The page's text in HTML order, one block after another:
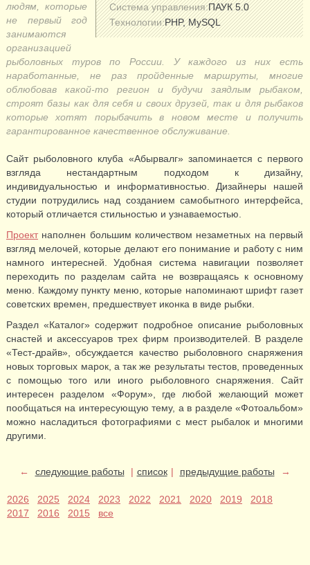
Система управления:ПАУК 5.0
Технологии:PHP, MySQL
людям, которые
не первый год
занимаются
организацией
рыболовных туров по России. У каждого из них есть
наработанные, не раз пройденные маршруты, многие
облюбовав какой-то регион и будучи заядлым рыбаком,
строят базы как для себя и своих друзей, так и для рыбаков
которые хотят порыбачить в новом месте и получить
гарантированное качественное обслуживание.
Сайт рыболовного клуба «Абырвалг» запоминается с первого
взгляда нестандартным подходом к дизайну,
индивидуальностью и информативностью. Дизайнеры нашей
студии потрудились над созданием самобытного интерфейса,
который отличается стильностью и узнаваемостью.
Проектнаполнен большим количеством незаметных на первый
взгляд мелочей, которые делают его понимание и работу с ним
намного интересней. Удобная система навигации позволяет
переходить по разделам сайта не возвращаясь к основному
меню. Каждому пункту меню, которые напоминают шрифт газет
советских времен, предшествует иконка в виде рыбки.
Раздел «Каталог» содержит подробное описание рыболовных
снастей и аксессуаров трех фирм производителей. В разделе
«Тест-драйв», обсуждается качество рыболовного снаряжения
новых торговых марок, а так же результаты тестов, проведенных
с помощью того или иного рыболовного снаряжения. Сайт
интересен разделом «Форум», где любой желающий может
пообщаться на интересующую тему, а в разделе «Фотоальбом»
можно насладиться фотографиями с мест рыбалок и многими
другими.
← следующие работы | список | предыдущие работы →
2026 2025 2024 2023 2022 2021 2020 2019
2018
2017
2016 2015 все